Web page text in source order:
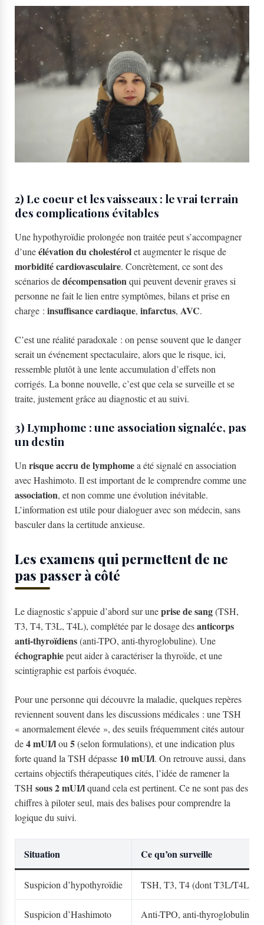
2) Le coeur et les vaisseaux : le vrai terrain
des complications évitables
Une hypothyroïdie prolongée non traitée peut s’accompagner
d’uneélévation du cholestérolet augmenter le risque de
morbidité cardiovasculaire. Concrètement, ce sont des
scénarios dedécompensationqui peuvent devenir graves si
personne ne fait le lien entre symptômes, bilans et prise en
charge : insuffisance cardiaque, infarctus, AVC.
C’est une réalité paradoxale : on pense souvent que le danger
serait un événement spectaculaire, alors que le risque, ici,
ressemble plutôt à une lente accumulation d’effets non
corrigés. La bonne nouvelle, c’est que cela se surveille et se
traite, justement grâce au diagnostic et au suivi.
3) Lymphome : une association signalée, pas
un destin
Unrisque accru de lymphomea été signalé en association
avec Hashimoto. Il est important de le comprendre comme une
association, et non comme une évolution inévitable.
L’information est utile pour dialoguer avec son médecin, sans
basculer dans la certitude anxieuse.
Les examens qui permettent de ne
pas passer à côté
Le diagnostic s’appuie d’abord sur uneprise de sang(TSH,
T3, T4, T3L, T4L), complétée par le dosage desanticorps
anti-thyroïdiens(anti-TPO, anti-thyroglobuline). Une
échographiepeut aider à caractériser la thyroïde, et une
scintigraphie est parfois évoquée.
Pour une personne qui découvre la maladie, quelques repères
reviennent souvent dans les discussions médicales : une TSH
« anormalement élevée », des seuils fréquemment cités autour
de4 mUI/lou5(selon formulations), et une indication plus
forte quand la TSH dépasse 10 mUI/l. On retrouve aussi, dans
certains objectifs thérapeutiques cités, l’idée de ramener la
TSH sous 2 mUI/lquand cela est pertinent. Ce ne sont pas des
chiffres à piloter seul, mais des balises pour comprendre la
logique du suivi.
Situation Ce qu’on surveille
Suspicion d’hypothyroïdie TSH, T3, T4 (dont T3L/T4L)
Suspicion d’Hashimoto Anti-TPO, anti-thyroglobuline